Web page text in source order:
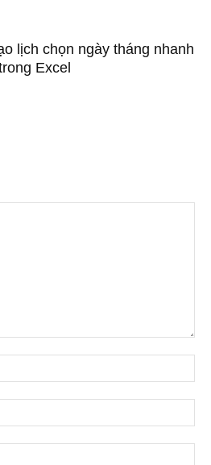
lịch chọn ngày tháng nhanh
Excel